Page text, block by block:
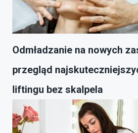
Odmładzanie na nowych
przegląd
liftingu bez skalpela